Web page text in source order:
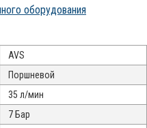
оборудования
AVS
Поршневой
35 л/мин
7 Бар